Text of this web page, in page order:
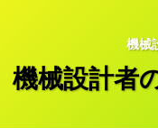
機械
機械設計者